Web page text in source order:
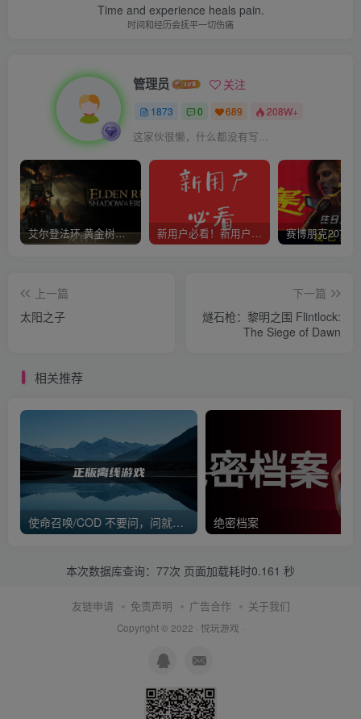
Time and experience heals pain.
时间和经历会抚平一切伤痛
管理员 关注
1873 0 689 208W+
这家伙很懒，什么都没有写...
艾尔登法环 黄金树幽影 新用户必看！新用户必看！新用户必看！！！
上一篇
太阳之子
下一篇
燧石枪：黎明之围 Flintlock:
The Siege of Dawn
相关推荐
使命召唤/COD 不要问，问就回答没有 绝密档案
本次数据库查询：77次 页面加载耗时0.161 秒
友链申请 免责声明 广告合作 关于我们
Copyright © 2022 · 悦玩游戏 ·